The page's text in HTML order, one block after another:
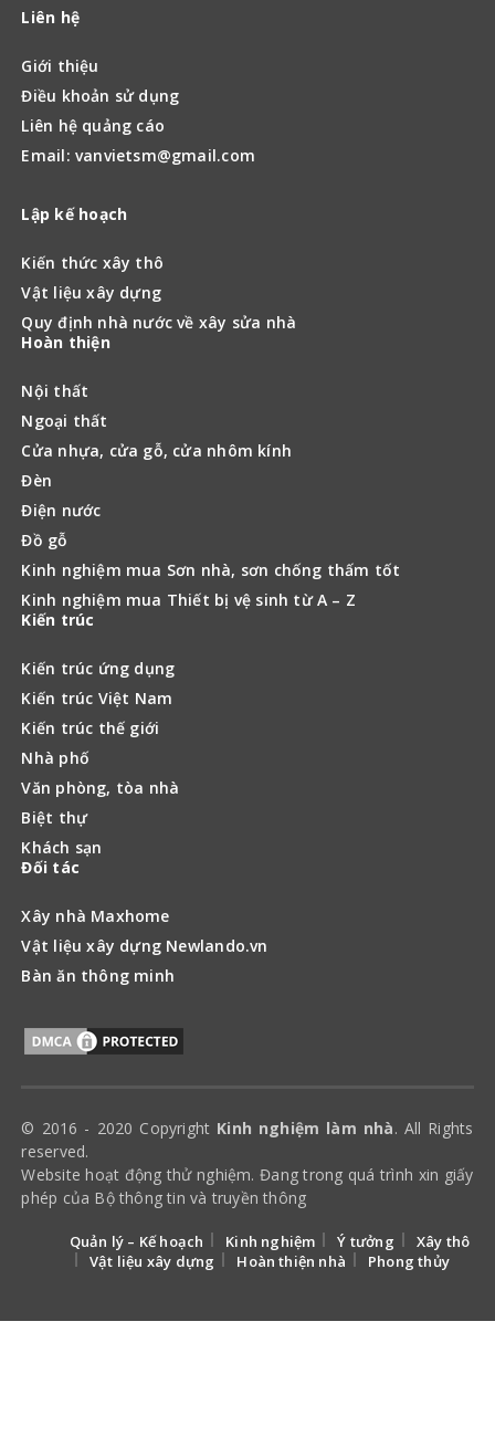
Liên hệ
Giới thiệu
Điều khoản sử dụng
Liên hệ quảng cáo
Email: vanvietsm@gmail.com
Lập kế hoạch
Kiến thức xây thô
Vật liệu xây dựng
Quy định nhà nước về xây sửa nhà
Hoàn thiện
Nội thất
Ngoại thất
Cửa nhựa, cửa gỗ, cửa nhôm kính
Đèn
Điện nước
Đồ gỗ
Kinh nghiệm mua Sơn nhà, sơn chống thấm tốt
Kinh nghiệm mua Thiết bị vệ sinh từ A – Z
Kiến trúc
Kiến trúc ứng dụng
Kiến trúc Việt Nam
Kiến trúc thế giới
Nhà phố
Văn phòng, tòa nhà
Biệt thự
Khách sạn
Đối tác
Xây nhà Maxhome
Vật liệu xây dựng Newlando.vn
Bàn ăn thông minh
© 2016 - 2020 Copyright Kinh nghiệm làm nhà. All Rights
reserved.
Website hoạt động thử nghiệm. Đang trong quá trình xin giấy
phép của Bộ thông tin và truyền thông
Quản lý – Kế hoạch Kinh nghiệm Ý tưởng
Xây thô
Vật liệu xây dựng
Hoàn thiện nhà Phong thủy